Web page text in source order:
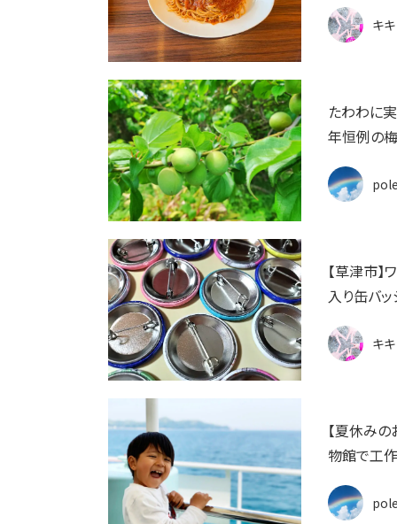
キキ
たわわに
年恒例の梅
【草津市
入り缶バ
キキ
【夏休み
物館で工作